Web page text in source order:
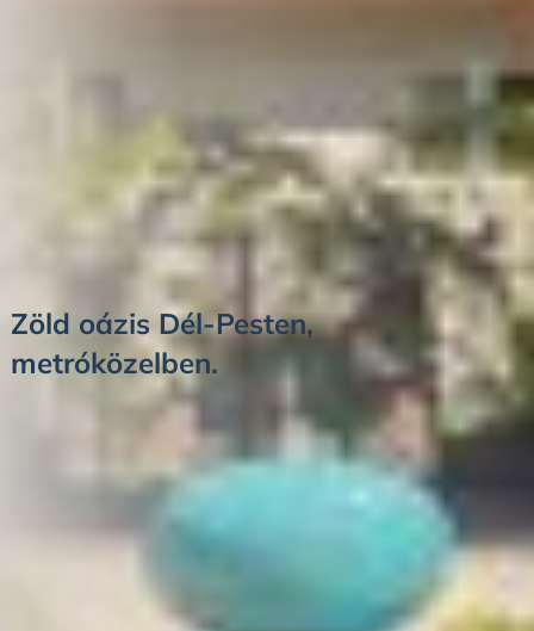
Zöld oázis Dél-Pesten,
metróközelben.